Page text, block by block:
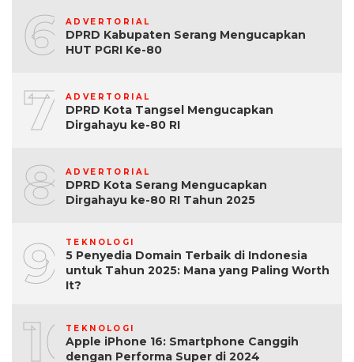
6 ADVERTORIAL
DPRD Kabupaten Serang Mengucapkan
HUT PGRI Ke-80
7 ADVERTORIAL
DPRD Kota Tangsel Mengucapkan
Dirgahayu ke-80 RI
8 ADVERTORIAL
DPRD Kota Serang Mengucapkan
Dirgahayu ke-80 RI Tahun 2025
9 TEKNOLOGI
5 Penyedia Domain Terbaik di Indonesia
untuk Tahun 2025: Mana yang Paling Worth
It?
10TEKNOLOGI
Apple iPhone 16: Smartphone Canggih
dengan Performa Super di 2024